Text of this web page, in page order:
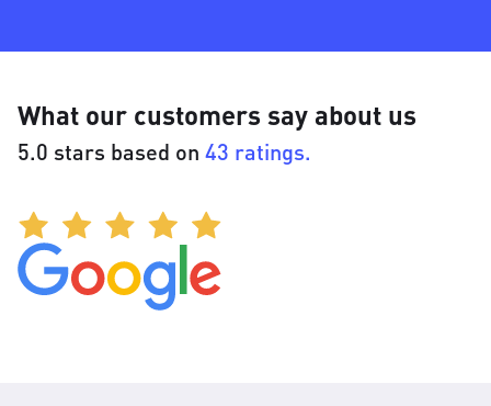
What our customers say about us
5.0 stars based on 43 ratings.